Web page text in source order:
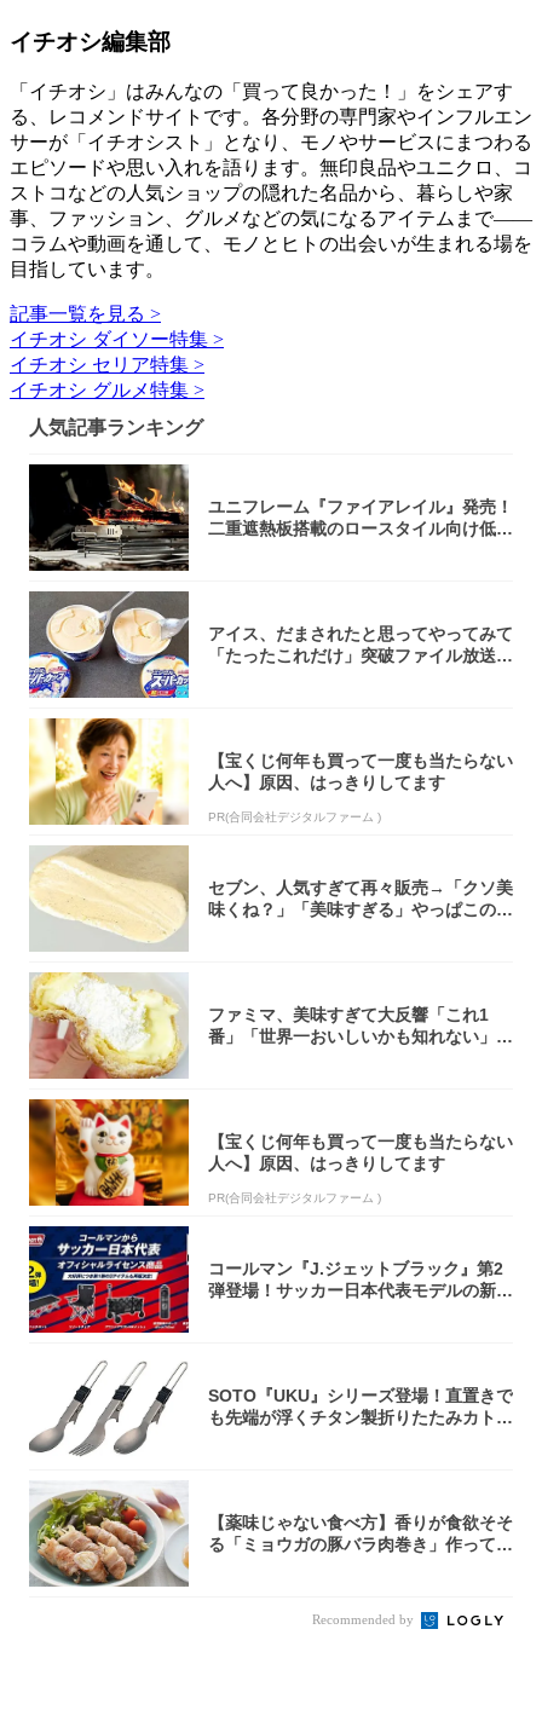
イチオシ編集部
「イチオシ」はみんなの「買って良かった！」をシェアす
る、レコメンドサイトです。各分野の専門家やインフルエン
サーが「イチオシスト」となり、モノやサービスにまつわる
エピソードや思い入れを語ります。無印良品やユニクロ、コ
ストコなどの人気ショップの隠れた名品から、暮らしや家
事、ファッション、グルメなどの気になるアイテムまで――
コラムや動画を通して、モノとヒトの出会いが生まれる場を
目指しています。
記事一覧を見る >
イチオシ ダイソー特集 >
イチオシ セリア特集 >
イチオシ グルメ特集 >
人気記事ランキング
ユニフレーム『ファイアレイル』発売！
二重遮熱板搭載のロースタイル向け低型
アイス、だまされたと思ってやってみて
「たったこれだけ」突破ファイル放送で
【宝くじ何年も買って一度も当たらない
人へ】原因、はっきりしてます
PR(合同会社デジタルファーム )
セブン、人気すぎて再々販売→「クソ美
味くね？」「美味すぎる」やっぱこのク
ファミマ、美味すぎて大反響「これ1
番」「世界一おいしいかも知れない」
【宝くじ何年も買って一度も当たらない
人へ】原因、はっきりしてます
PR(合同会社デジタルファーム )
コールマン『J.ジェットブラック』第2
弾登場！サッカー日本代表モデルの新作
SOTO『UKU』シリーズ登場！直置きで
も先端が浮くチタン製折りたたみカトラ
【薬味じゃない食べ方】香りが食欲そそ
る「ミョウガの豚バラ肉巻き」作ってみ
Recommended by